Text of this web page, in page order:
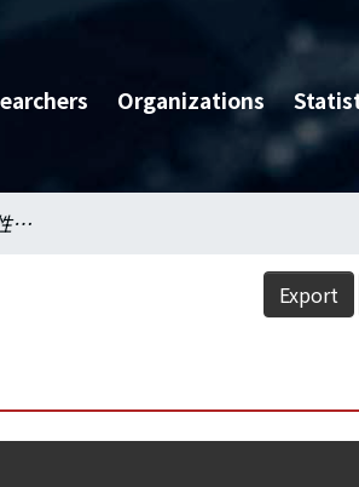
Organizations
全民造林運動造林苗木性狀調查,效益及政策評估
Export